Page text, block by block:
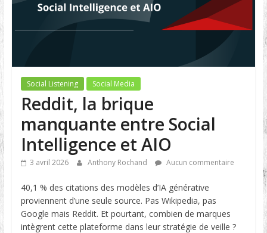
Social Listening Social Media
Reddit, la brique
manquante entre Social
Intelligence et AIO
3 avril 2026 Anthony Rochand Aucun commentaire
40,1 % des citations des modèles d’IA générative
proviennent d’une seule source. Pas Wikipedia, pas
Google mais Reddit. Et pourtant, combien de marques
intègrent cette plateforme dans leur stratégie de veille ?